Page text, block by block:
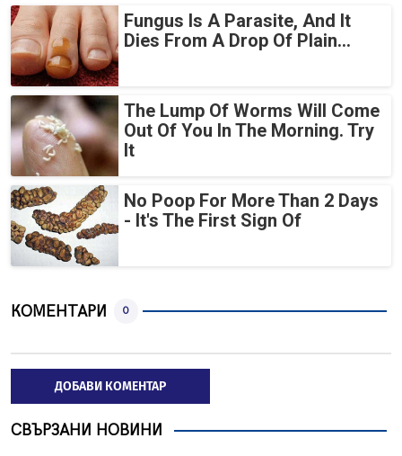
Fungus Is A Parasite, And It
Dies From A Drop Of Plain...
The Lump Of Worms Will Come
Out Of You In The Morning. Try
It
No Poop For More Than 2 Days
- It's The First Sign Of
КОМЕНТАРИ 0
ДОБАВИ КОМЕНТАР
СВЪРЗАНИ НОВИНИ